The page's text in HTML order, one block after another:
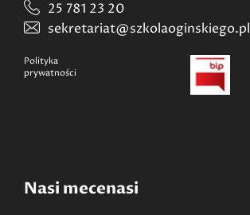
25 781 23 20
sekretariat@szkolaoginskiego.pl
Polityka
prywatności
Nasi mecenasi